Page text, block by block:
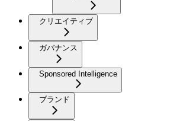
クリエイティブ
ガバナンス
Sponsored Intelligence
ブランド